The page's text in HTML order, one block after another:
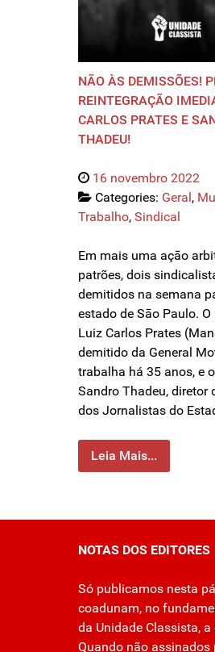
NÃO ÀS DEMISSÕES!
REINTEGRAÇÃO
CARLOS PRATES E
THADEU!
16 novembro 2022
Categories: Geral ,
Trabalho, Sindical
Em mais uma açāo
patrões, dois
demitidos na semana
estado de Sāo Paulo.
Luiz Carlos Prates
demitido da General
trabalha há 35 anos, e
Sandro Thadeu, diretor
dos Jornalistas do
Leia Mais...
NOTAS DOS EDITORES
Só publicamos nesta
coadunam, no
da Unidade Classista,
Quando não